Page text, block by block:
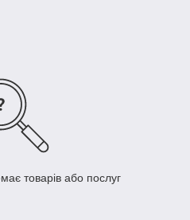
товарів або послуг